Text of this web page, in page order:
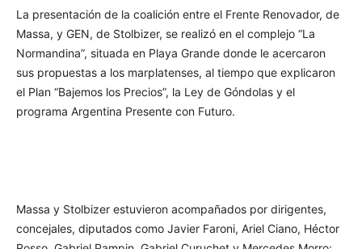
La presentación de la coalición entre el Frente Renovador, de
Massa, y GEN, de Stolbizer, se realizó en el complejo “La
Normandina”, situada en Playa Grande donde le acercaron
sus propuestas a los marplatenses, al tiempo que explicaron
el Plan “Bajemos los Precios”, la Ley de Góndolas y el
programa Argentina Presente con Futuro.
Massa y Stolbizer estuvieron acompañados por dirigentes,
concejales, diputados como Javier Faroni, Ariel Ciano, Héctor